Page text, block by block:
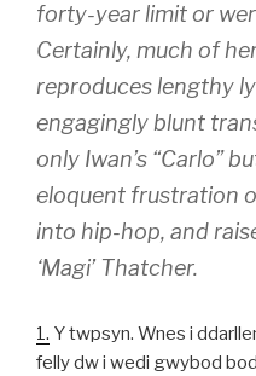
forty-year limit or
Certainly, much of
reproduces lengthy
engagingly blunt
only Iwan’s “Carlo”
eloquent frustration
into hip-hop, and
‘Magi’ Thatcher.
1. Y twpsyn. Wnes i
felly dw i wedi gwybod